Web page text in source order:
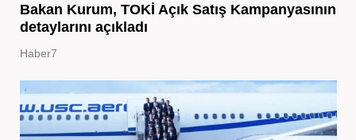
Bakan Kurum, TOKİ Açık Satış Kampanyasının
detaylarını açıkladı
Haber7